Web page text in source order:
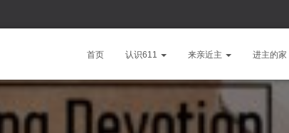
首页 认识611 来亲近主 进主的家